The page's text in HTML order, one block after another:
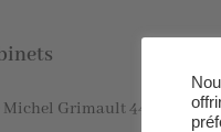
Grimault 44110